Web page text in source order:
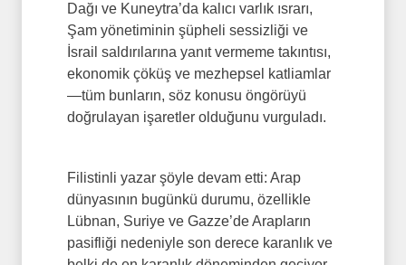
Dağı ve Kuneytra’da kalıcı varlık ısrarı,
Şam yönetiminin şüpheli sessizliği ve
İsrail saldırılarına yanıt vermeme takıntısı,
ekonomik çöküş ve mezhepsel katliamlar
—tüm bunların, söz konusu öngörüyü
doğrulayan işaretler olduğunu vurguladı.
Filistinli yazar şöyle devam etti: Arap
dünyasının bugünkü durumu, özellikle
Lübnan, Suriye ve Gazze’de Arapların
pasifliği nedeniyle son derece karanlık ve